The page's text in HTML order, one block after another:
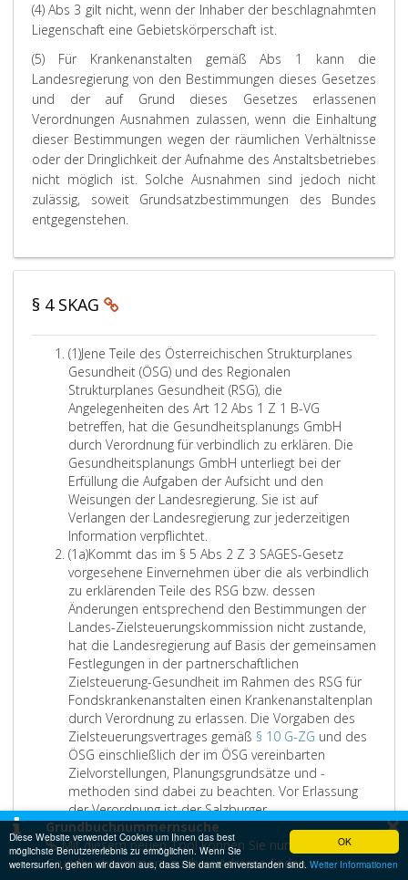
OK
Diese Website verwendet Cookies um Ihnen das best
möglichste Benutzererlebnis zu ermöglichen. Wenn Sie
weitersurfen, gehen wir davon aus, dass Sie damit einverstanden sind.Weiter Informationen
v
e
s
o
r
g
u
n
g
a
n
a
t
b
e
d
ü
r
f
t
i
g
e
r
P
e
r
s
o
n
e
n
i
m
j
e
w
e
i
l
i
g
e
n
g
p
l
ä
t
z
e
m
a
a
s
z
u
r
H
ä
l
f
t
e
a
g
e
r
e
c
h
n
e
t
w
e
r
d
e
n
D
e
e
m
ä
ß
P
a
r
a
p
,
A
z
e
2
,
A
f
d
i
e
B
e
t
t
e
n
S
t
a
n
d
o
r
t
e
n
n
i
e
O
r
a
n
i
s
a
t
o
n
s
e
i
n
h
e
i
t
n
d
i
e
r
i
s
z
e
i
n
s
b
i
s
p
i
t
g
e
s
n
.
d
d
e
e
i
n
z
u
h
a
n
K
r
i
t
e
r
i
e
n
h
i
n
s
i
c
h
t
l
i
c
h
V
o
r
h
a
l
t
u
n
(4) Abs 3 gilt nicht, wenn der Inhaber der beschlagnahmten
Liegenschaft eine Gebietskörperschaft ist.
(5) Für Krankenanstalten gemäß Abs 1 kann die
Landesregierung von den Bestimmungen dieses Gesetzes
und der auf Grund dieses Gesetzes erlassenen
Verordnungen Ausnahmen zulassen, wenn die Einhaltung
dieser Bestimmungen wegen der räumlichen Verhältnisse
oder der Dringlichkeit der Aufnahme des Anstaltsbetriebes
nicht möglich ist. Solche Ausnahmen sind jedoch nicht
zulässig, soweit Grundsatzbestimmungen des Bundes
entgegenstehen.
§ 4 SKAG
(1)A
b
s
a
t
z
e
i
n
s
Jene Teile des Österreichischen Strukturplanes
Gesundheit (ÖSG) und des Regionalen
Strukturplanes Gesundheit (RSG), die
Angelegenheiten des Art 12 Abs 1 Z 1 B-VG
betreffen, hat die Gesundheitsplanungs GmbH
durch Verordnung für verbindlich zu erklären. Die
Gesundheitsplanungs GmbH unterliegt bei der
Erfüllung die Aufgaben der Aufsicht und den
Weisungen der Landesregierung. Sie ist auf
Verlangen der Landesregierung zur jederzeitigen
Information verpflichtet.
e
n
e
T
e
i
l
e
d
e
s
Ö
s
t
e
r
r
e
(1a)A
b
s
a
t
z
e
i
n
s
a
Kommt das im § 5 Abs 2 Z 3 SAGES-Gesetz
vorgesehene Einvernehmen über die als verbindlich
zu erklärenden Teile des RSG bzw. dessen
Änderungen entsprechend den Bestimmungen der
Landes-Zielsteuerungskommission nicht zustande,
hat die Landesregierung auf Basis der gemeinsamen
Festlegungen in der partnerschaftlichen
Zielsteuerung-Gesundheit im Rahmen des RSG für
Fondskrankenanstalten einen Krankenanstaltenplan
durch Verordnung zu erlassen. Die Vorgaben des
Zielsteuerungsvertrages gemäß § 10 G-ZG und des
ÖSG einschließlich der im ÖSG vereinbarten
Zielvorstellungen, Planungsgrundsätze und -
methoden sind dabei zu beachten. Vor Erlassung
der Verordnung ist der Salzburger
Gesundheitsfonds (SAGES) zu hören. K
o
m
(2)A
b
Dabei sind, um eine verbindliche, österreichweit
auf einheitlichen Grundsätzen basierende
×
Grundbuchnummernsuche
Mit diesem neuen Tool können Sie nun
Grundbuchnummern zu Ihrer Adresse finden.